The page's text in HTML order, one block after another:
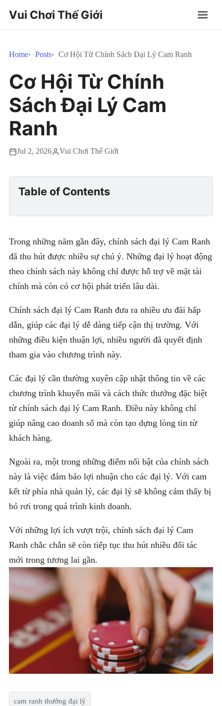
Vui Chơi Thế Giới
Home Posts Cơ Hội Từ Chính Sách Đại Lý Cam Ranh
Cơ Hội Từ Chính
Sách Đại Lý Cam
Ranh
Jul 2, 2026 Vui Chơi Thế Giới
Table of Contents
Trong những năm gần đây, chính sách đại lý Cam Ranh
đã thu hút được nhiều sự chú ý. Những đại lý hoạt động
theo chính sách này không chỉ được hỗ trợ về mặt tài
chính mà còn có cơ hội phát triển lâu dài.
Chính sách đại lý Cam Ranh đưa ra nhiều ưu đãi hấp
dẫn, giúp các đại lý dễ dàng tiếp cận thị trường. Với
những điều kiện thuận lợi, nhiều người đã quyết định
tham gia vào chương trình này.
Các đại lý cần thường xuyên cập nhật thông tin về các
chương trình khuyến mãi và cách thức thưởng đặc biệt
từ chính sách đại lý Cam Ranh. Điều này không chỉ
giúp nâng cao doanh số mà còn tạo dựng lòng tin từ
khách hàng.
Ngoài ra, một trong những điểm nổi bật của chính sách
này là việc đảm bảo lợi nhuận cho các đại lý. Với cam
kết từ phía nhà quản lý, các đại lý sẽ không cảm thấy bị
bỏ rơi trong quá trình kinh doanh.
Với những lợi ích vượt trội, chính sách đại lý Cam
Ranh chắc chắn sẽ còn tiếp tục thu hút nhiều đối tác
mới trong tương lai gần.
cam ranh thưởng đại lý